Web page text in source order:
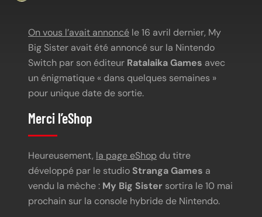
On vous l’avait annoncé le 16 avril dernier, My
Big Sister avait été annoncé sur la Nintendo
Switch par son éditeur Ratalaika Games avec
un énigmatique « dans quelques semaines »
pour unique date de sortie.
Merci l’eShop
Heureusement, la page eShop du titre
développé par le studio Stranga Games a
vendu la mèche : My Big Sister sortira le 10 mai
prochain sur la console hybride de Nintendo.